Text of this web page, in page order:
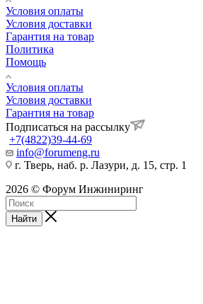
Условия оплаты
Условия доставки
Гарантия на товар
Политика
Помощь
Условия оплаты
Условия доставки
Гарантия на товар
Подписаться на рассылку
+7(4822)39-44-69
info@forumeng.ru
г. Тверь, наб. р. Лазури, д. 15, стр. 1
2026 © Форум Инжиниринг
Найти